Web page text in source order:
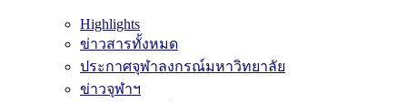
Highlights
ข่าวสารทั้งหมด
ประกาศจุฬาลงกรณ์มหาวิทยาลัย
ข่าวจุฬาฯ